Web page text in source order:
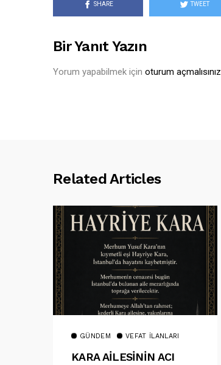
SHARE TWEET
Bir Yanıt Yazın
Yorum yapabilmek için oturum açmalısınız
Related Articles
GÜNDEM VEFAT İLANLARI
KARA AİLESİNİN ACI